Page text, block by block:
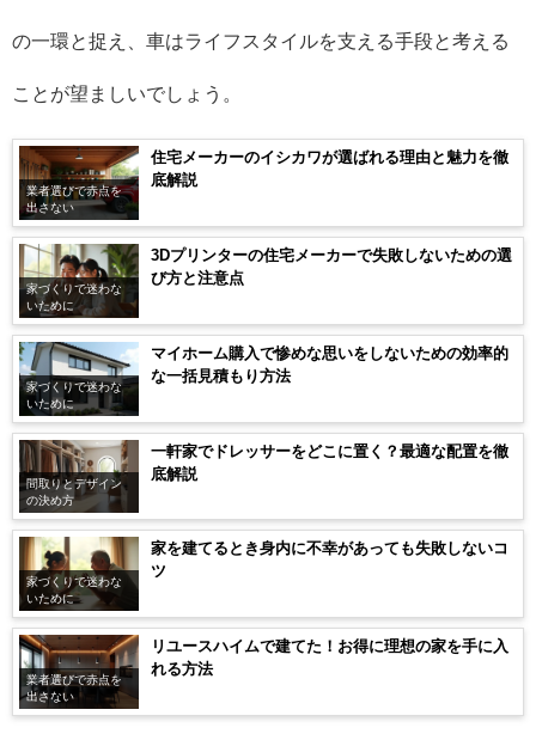
の一環と捉え、車はライフスタイルを支える手段と考える
ことが望ましいでしょう。
業者選びで赤点を
出さない
住宅メーカーのイシカワが選ばれる理由と魅力を徹
底解説
家づくりで迷わな
いために
3Dプリンターの住宅メーカーで失敗しないための選
び方と注意点
家づくりで迷わな
いために
マイホーム購入で惨めな思いをしないための効率的
な一括見積もり方法
間取りとデザイン
の決め方
一軒家でドレッサーをどこに置く？最適な配置を徹
底解説
家づくりで迷わな
いために
家を建てるとき身内に不幸があっても失敗しないコ
ツ
業者選びで赤点を
出さない
リユースハイムで建てた！お得に理想の家を手に入
れる方法